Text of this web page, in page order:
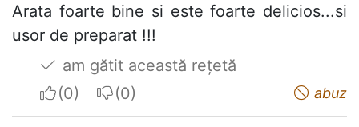
Arata foarte bine si este foarte delicios...si
usor de preparat !!!
am gătit această rețetă
I apreciateI do not appreciate abuz